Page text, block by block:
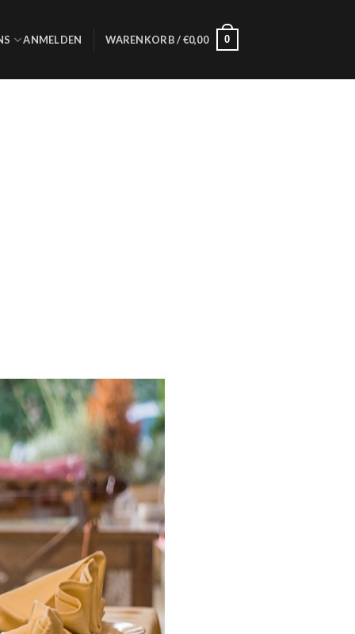
ANMELDEN WARENKORB /€0,00 0